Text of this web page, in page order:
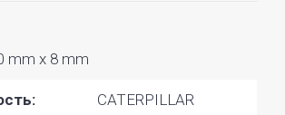
mm x 8 mm
CATERPILLAR